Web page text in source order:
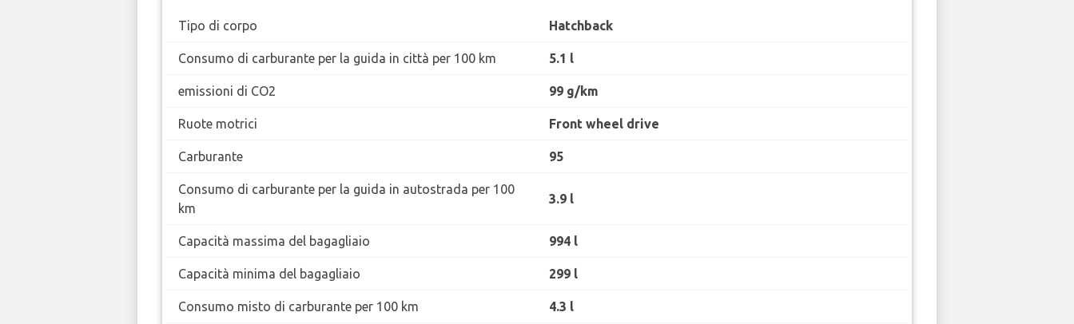
Tipo di corpo Hatchback
Consumo di carburante per la guida in città per 100 km 5.1 l
emissioni di CO2 99 g/km
Ruote motrici Front wheel drive
Carburante 95
Consumo di carburante per la guida in autostrada per 100
km
3.9 l
Capacità massima del bagagliaio 994 l
Capacità minima del bagagliaio 299 l
Consumo misto di carburante per 100 km 4.3 l